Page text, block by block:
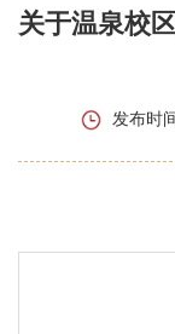
关于温泉校
发布时